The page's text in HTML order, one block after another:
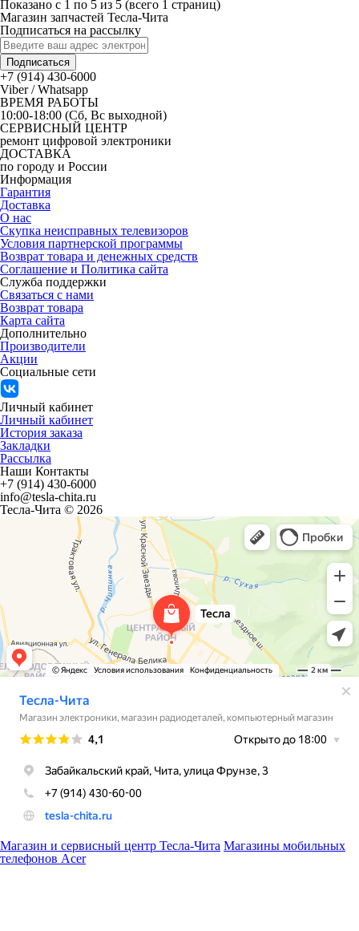
Показано с 1 по 5 из 5 (всего 1 страниц)
Магазин запчастей Тесла-Чита
Подписаться на рассылку
Подписаться
+7 (914) 430-6000
Viber / Whatsapp
ВРЕМЯ РАБОТЫ
10:00-18:00 (Сб, Вс выходной)
СЕРВИСНЫЙ ЦЕНТР
ремонт цифровой электроники
ДОСТАВКА
по городу и России
Информация
Гарантия
Доставка
О нас
Скупка неисправных телевизоров
Условия партнерской программы
Возврат товара и денежных средств
Соглашение и Политика сайта
Служба поддержки
Связаться с нами
Возврат товара
Карта сайта
Дополнительно
Производители
Акции
Социальные сети
Личный кабинет
Личный кабинет
История заказа
Закладки
Рассылка
Наши Контакты
+7 (914) 430-6000
info@tesla-chita.ru
Тесла-Чита © 2026
Магазин и сервисный центр Тесла-Чита Магазины мобильных
телефонов Acer